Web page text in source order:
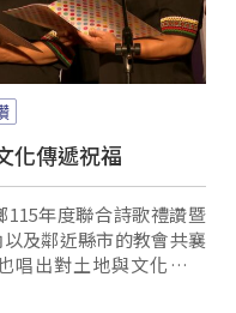
化傳遞祝福
年度聯合詩歌禮讚暨
及鄰近縣市的教會共襄
出對土地與文化的熱